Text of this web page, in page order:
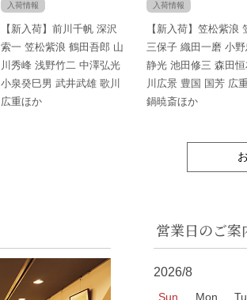
入荷情報
【新入荷】前川千帆 深沢
索一 笠松紫浪 鶴田吾郎 山
川秀峰 浅野竹二 中澤弘光
小泉癸巳男 武井武雄 歌川
広重ほか
入荷情報
【新入荷】笠松紫浪
三保子 織田一磨 小野
静光 池田修三 森田
川広景 豊国 国芳 広
鍋暁斎ほか
営業日のご案
2026/8
Sun Mon